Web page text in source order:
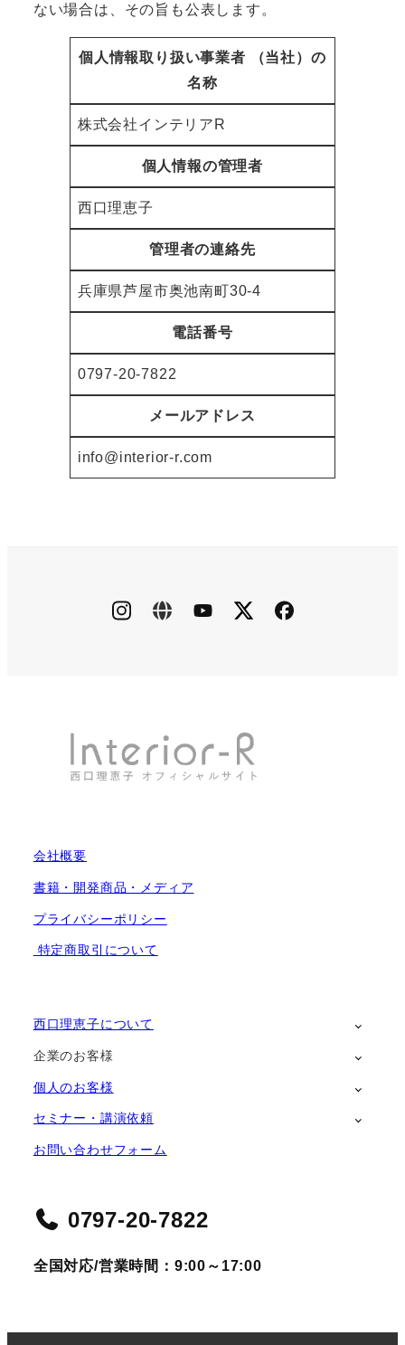
ない場合は、その旨も公表します。
個人情報取り扱い事業者 （当社）の
名称
株式会社インテリアR
個人情報の管理者
西口理恵子
管理者の連絡先
兵庫県芦屋市奥池南町30-4
電話番号
0797-20-7822
メールアドレス
info@interior-r.com
instagram
amebloyoutube
X facebook
会社概要
書籍・開発商品・メディア
プライバシーポリシー
特定商取引について
西口理恵子について
企業のお客様
個人のお客様
セミナー・講演依頼
お問い合わせフォーム
0797-20-7822
全国対応/営業時間：9:00～17:00